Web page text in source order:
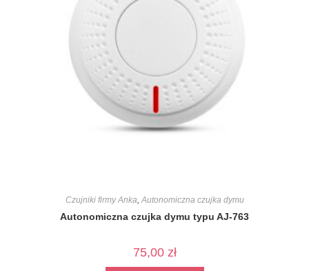
Czujniki firmy Anka,Autonomiczna czujka dymu
Autonomiczna czujka dymu typu AJ-763
75,00 zł